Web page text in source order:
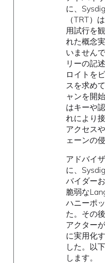
に、
（TRT）
用試行を
れた概念
いません
リーの記
ロイトを
スを求め
ャンを開
はキーや
れにより
アクセス
ェーンの
アドバイ
に、
バイダー
脆弱な
ハニーポ
た。その
アクター
に実用化
した。以
します。